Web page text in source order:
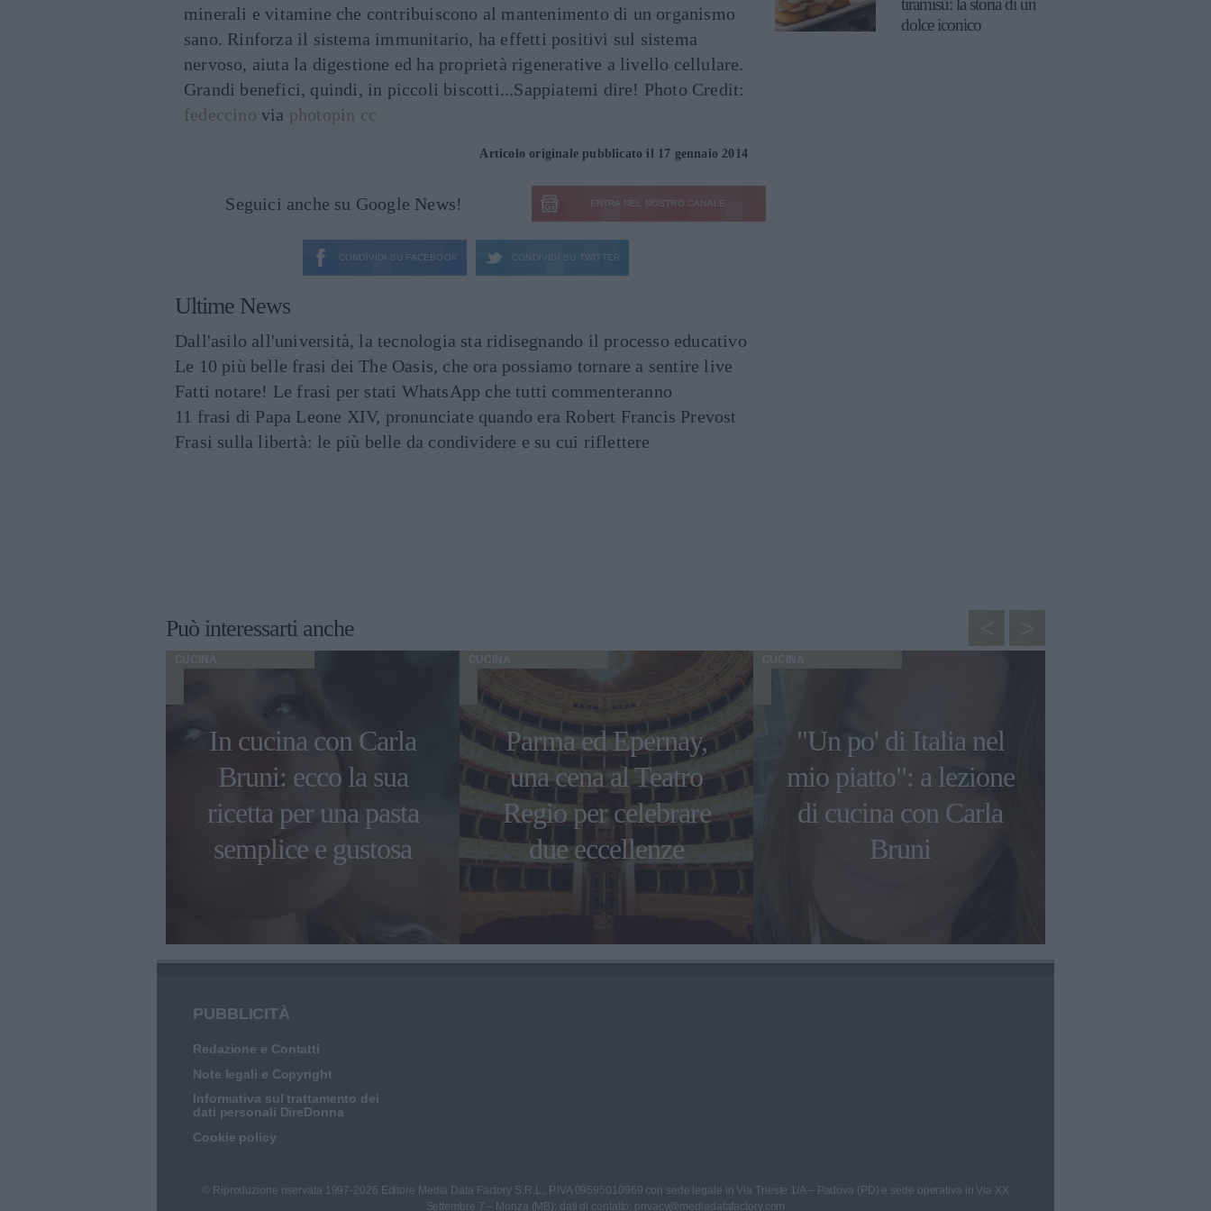
minerali e vitamine che contribuiscono al mantenimento di un organismo
sano. Rinforza il sistema immunitario, ha effetti positivi sul sistema
nervoso, aiuta la digestione ed ha proprietà rigenerative a livello cellulare.
Grandi benefici, quindi, in piccoli biscotti...Sappiatemi dire! Photo Credit:
fedeccino via photopin cc
Articolo originale pubblicato il 17 gennaio 2014
Seguici anche su Google News! ENTRA NEL NOSTRO CANALE
CONDIVIDI SU FACEBOOK CONDIVIDI SU TWITTER
Ultime News
Dall'asilo all'università, la tecnologia sta ridisegnando il processo educativo
Le 10 più belle frasi dei The Oasis, che ora possiamo tornare a sentire live
Fatti notare! Le frasi per stati WhatsApp che tutti commenteranno
11 frasi di Papa Leone XIV, pronunciate quando era Robert Francis Prevost
Frasi sulla libertà: le più belle da condividere e su cui riflettere
tiramisù: la storia di un
dolce iconico
Può interessarti anche
CUCINA
In cucina con Carla
Bruni: ecco la sua
ricetta per una pasta
semplice e gustosa
CUCINA
Parma ed Epernay,
una cena al Teatro
Regio per celebrare
due eccellenze
CUCINA
"Un po' di Italia nel
mio piatto": a lezione
di cucina con Carla
Bruni
PUBBLICITÀ
Redazione e Contatti
Note legali e Copyright
Informativa sul trattamento dei
dati personali DireDonna
Cookie policy
© Riproduzione riservata 1997-2026 Editore Media Data Factory S.R.L., P.IVA 09595010969 con sede legale in Via Trieste 1/A – Padova (PD) e sede operativa in Via XX
Settembre 7 – Monza (MB); dati di contatto: privacy@mediadatafactory.com